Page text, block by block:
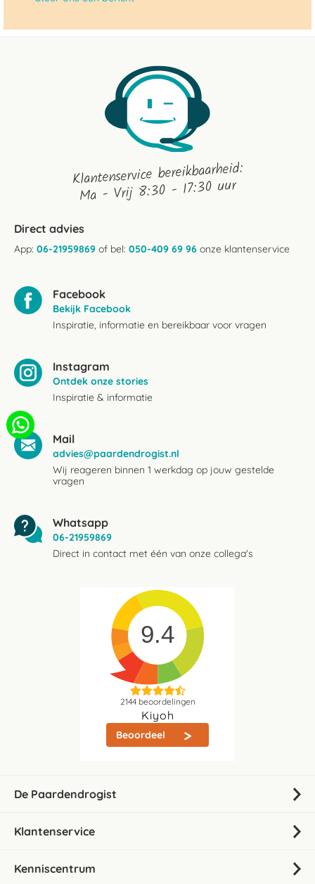
Klantenservice bereikbaarheid:
Ma - Vrij 8:30 - 17:30 uur
Direct advies
App: 06-21959869 of bel: 050-409 69 96 onze klantenservice
Facebook
Bekijk Facebook
Inspiratie, informatie en bereikbaar voor vragen
Instagram
Ontdek onze stories
Inspiratie & informatie
Mail
advies@paardendrogist.nl
Wij reageren binnen 1 werkdag op jouw gestelde
vragen
Whatsapp
06-21959869
Direct in contact met één van onze collega's
9.4
2144beoordelingen
Kiyoh
Beoordeel
De Paardendrogist
Klantenservice
Kenniscentrum